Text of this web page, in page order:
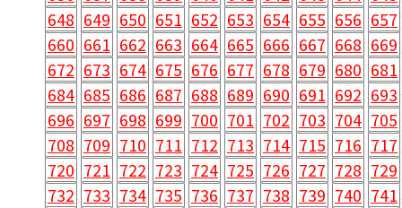
648 649 650 651 652 653 654 655 656 657
660 661 662 663 664 665 666 667 668 669
672 673 674 675 676 677 678 679 680 681
684 685 686 687 688 689 690 691 692 693
696 697 698 699 700 701 702 703 704 705
708 709 710 711 712 713 714 715 716 717
720 721 722 723 724 725 726 727 728 729
732 733 734 735 736 737 738 739 740 741